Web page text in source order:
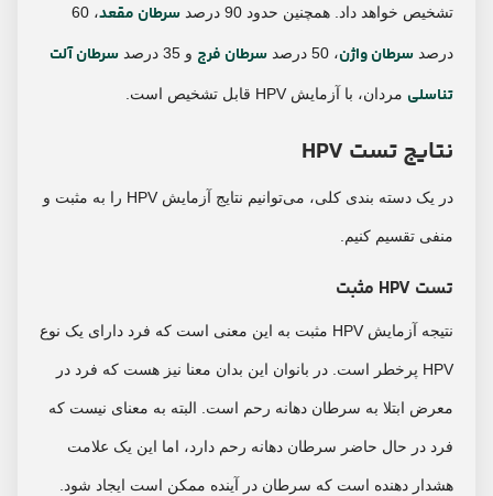
تشخیص خواهد داد. همچنین حدود 90 درصد سرطان مقعد ، 60
درصد سرطان واژن، 50 درصد سرطان فرج و 35 درصد
سرطان آلت
تناسلی مردان، با آزمایش HPV قابل تشخیص است.
نتایج تست HPV
در یک دسته بندی کلی، می‌توانیم نتایج آزمایش HPV را به مثبت و
منفی تقسیم کنیم.
تست HPV مثبت
نتیجه آزمایش HPV مثبت به این معنی است که فرد دارای یک نوع
HPV پرخطر است. در بانوان این بدان معنا نیز هست که فرد در
معرض ابتلا به سرطان دهانه رحم است. البته به معنای نیست که
فرد در حال حاضر سرطان دهانه رحم دارد، اما این یک علامت
هشدار دهنده است که سرطان در آینده ممکن است ایجاد شود.